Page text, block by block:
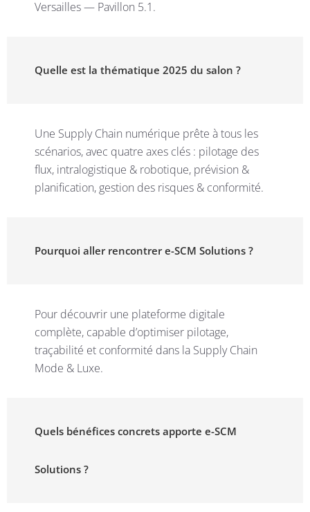
Versailles — Pavillon 5.1.
Quelle est la thématique 2025 du salon ?
Une Supply Chain numérique prête à tous les
scénarios, avec quatre axes clés : pilotage des
flux, intralogistique & robotique, prévision &
planification, gestion des risques & conformité.
Pourquoi aller rencontrer e-SCM Solutions ?
Pour découvrir une plateforme digitale
complète, capable d’optimiser pilotage,
traçabilité et conformité dans la Supply Chain
Mode & Luxe.
Quels bénéfices concrets apporte e-SCM
Solutions ?